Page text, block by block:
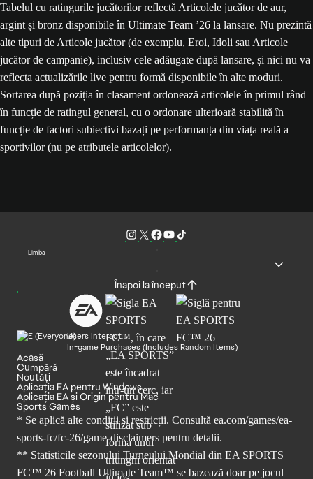
Tabelul cu ratingurile jucătorilor reflectă Articolele jucător de aur,
argint și bronz disponibile în Ultimate Team ’26 la lansare. Nu prezintă
alte tipuri de Articole jucător (de exemplu, Eroi, Idoli sau Articole
jucător de campanie), inclusiv cele adăugate după lansare, și nici nu va
reflecta actualizările live pentru formă disponibile în alte moduri.
Sortarea după poziția în clasament ordonează articolele în primul rând
în funcție de ratingul general, cu o ordonare ulterioară stabilită în
funcție de factori subiectivi bazați pe performanța din viața reală a
sportivilor (nu pe atributele articolelor).
Limba
Înapoi la început
Users Interact
In-game Purchases (Includes Random Items)
Acasă
Cumpără
Noutăți
Aplicația EA pentru Windows
Aplicația EA și Origin pentru Mac
Sports Games
* Se aplică alte condiții și restricții. Consultă ea.com/games/ea-
sports-fc/fc-26/game-disclaimers pentru detalii.
** Statisticile sezonului Turneului Mondial din EA SPORTS
FC™ 26 Football Ultimate Team™ se bazează doar pe jocul